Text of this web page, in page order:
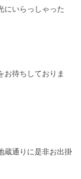
にいらっしゃった
お待ちしておりま
蔵通りに是非お出掛